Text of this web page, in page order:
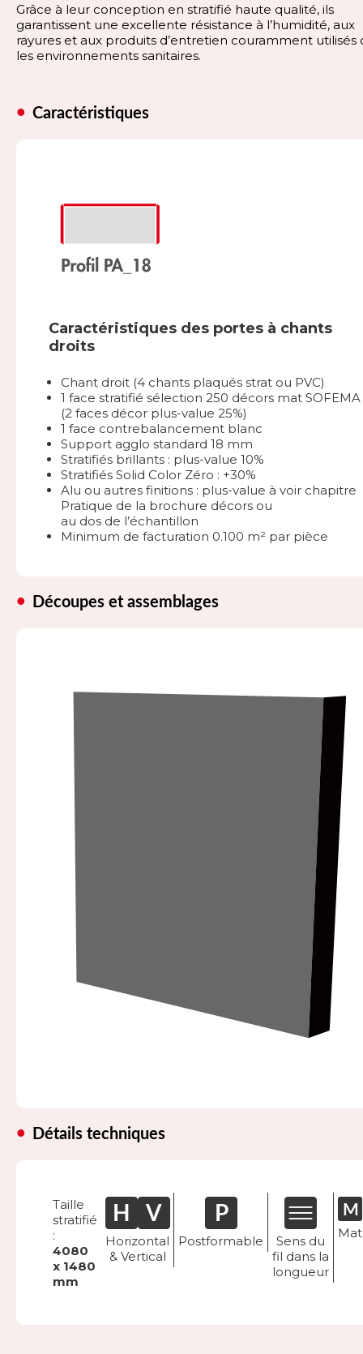
Grâce à leur conception en stratifié haute qualité, ils
garantissent une excellente résistance à l’humidité, aux
rayures et aux produits d’entretien couramment utilisés
les environnements sanitaires.
Caractéristiques
Caractéristiques des portes à chants
droits
Chant droit (4 chants plaqués strat ou PVC)
1 face stratifié sélection 250 décors mat SOFEMA
(2 faces décor plus-value 25%)
1 face contrebalancement blanc
Support agglo standard 18 mm
Stratifiés brillants : plus-value 10%
Stratifiés Solid Color Zéro : +30%
Alu ou autres finitions : plus-value à voir chapitre
Pratique de la brochure décors ou
au dos de l’échantillon
Minimum de facturation 0.100 m² par pièce
Découpes et assemblages
Détails techniques
Taille
stratifié
:
4080
x 1480
mm
Horizontal
& Vertical
Postformable
Sens du
fil dans la
longueur
Mat